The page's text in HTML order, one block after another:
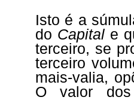
Isto é a
do Capitale
terceiro, se
terceiro
mais-valia,
O valor